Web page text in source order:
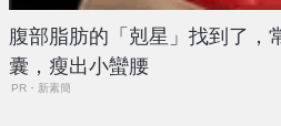
腹部脂肪的「剋星」找到了，
囊，瘦出小蠻腰
PR・新素簡